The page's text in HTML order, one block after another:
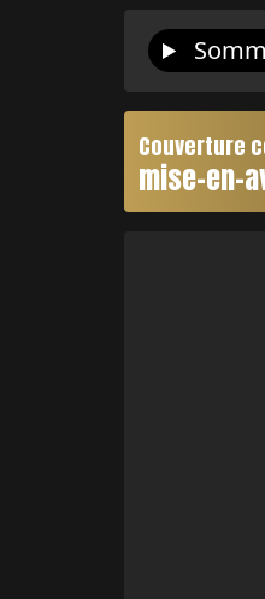
Couverture
mise-en-